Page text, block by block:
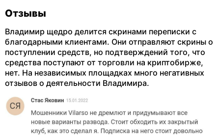
Отзывы
Владимир щедро делится скринами переписки с
благодарными клиентами. Они отправляют скрины о
поступлении средств, но подтверждений того, что
средства поступают от торговли на криптобирже,
нет. На независимых площадках много негативных
отзывов о деятельности Владимира.